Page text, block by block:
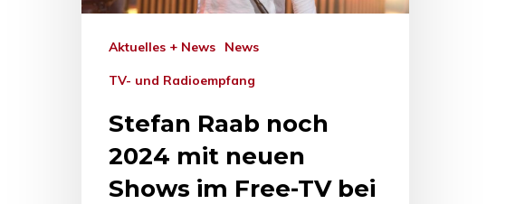
Aktuelles + News News
TV- und Radioempfang
Stefan Raab noch
2024 mit neuen
Shows im Free-TV bei